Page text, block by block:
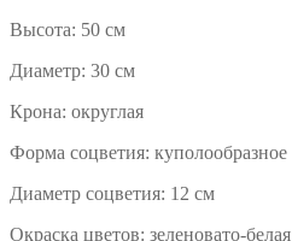
Высота: 50 см
Диаметр: 30 см
Крона: округлая
Форма соцветия: куполообразное
Диаметр соцветия: 12 см
Окраска цветов: зеленовато-белая